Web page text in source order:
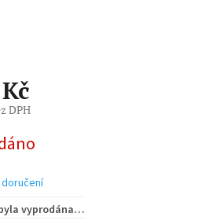
DPH
vyprodána…